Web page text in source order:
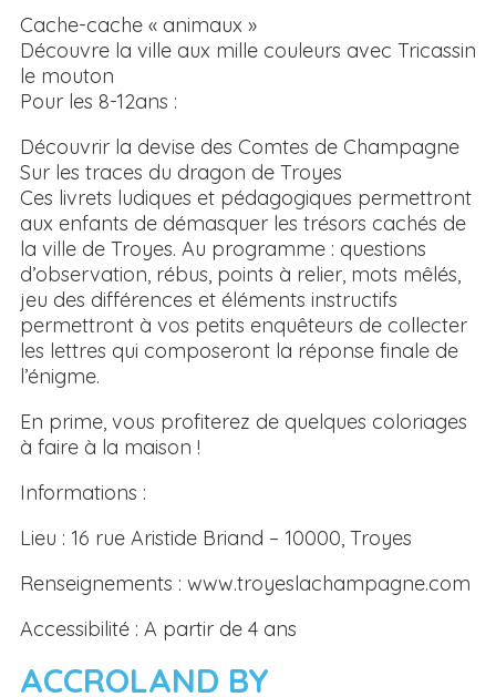
Cache-cache « animaux »
Découvre la ville aux mille couleurs avec Tricassin
le mouton
Pour les 8-12ans :
Découvrir la devise des Comtes de Champagne
Sur les traces du dragon de Troyes
Ces livrets ludiques et pédagogiques permettront
aux enfants de démasquer les trésors cachés de
la ville de Troyes. Au programme : questions
d’observation, rébus, points à relier, mots mêlés,
jeu des différences et éléments instructifs
permettront à vos petits enquêteurs de collecter
les lettres qui composeront la réponse finale de
l’énigme.
En prime, vous profiterez de quelques coloriages
à faire à la maison !
Informations :
Lieu : 16 rue Aristide Briand – 10000, Troyes
Renseignements : www.troyeslachampagne.com
Accessibilité : A partir de 4 ans
ACCROLAND BY